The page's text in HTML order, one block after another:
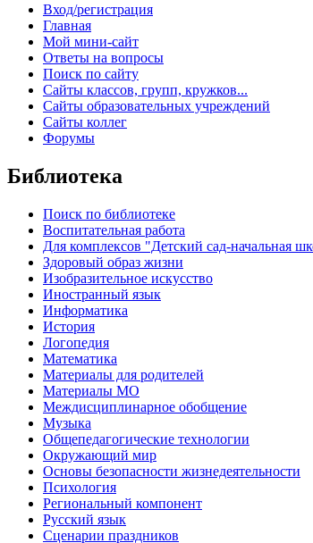
Вход/регистрация
Главная
Мой мини-сайт
Ответы на вопросы
Поиск по сайту
Сайты классов, групп, кружков...
Сайты образовательных учреждений
Сайты коллег
Форумы
Библиотека
Поиск по библиотеке
Воспитательная работа
Для комплексов "Детский сад-начальная
Здоровый образ жизни
Изобразительное искусство
Иностранный язык
Информатика
История
Логопедия
Математика
Материалы для родителей
Материалы МО
Междисциплинарное обобщение
Музыка
Общепедагогические технологии
Окружающий мир
Основы безопасности жизнедеятельности
Психология
Региональный компонент
Русский язык
Сценарии праздников